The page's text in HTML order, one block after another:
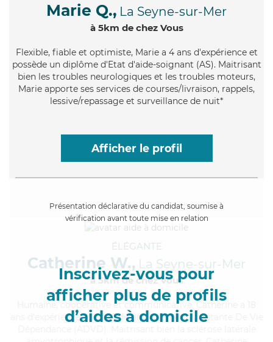
Marie Q., La Seyne-sur-Mer
à 5km de chez Vous
Flexible, fiable et optimiste, Marie a 4 ans d'expérience et
possède un diplôme d'Etat d'aide-soignant (AS). Maitrisant
bien les troubles neurologiques et les troubles moteurs,
Marie apporte ses services de courses/livraison, rappels,
lessive/repassage et surveillance de nuit*
Afficher le profil
Présentation déclarative du candidat, soumise à
vérification avant toute mise en relation
Inscrivez-vous pour
afficher plus de profils
d’aides à domicile
ÉLÉGANTE
Catherine W., La Seyne-sur-Mer
à 5km de chez Vous
, coopérative et communicative, Catherine a 18
ans d'expérience et possède un diplôme d'Assistante De Vie